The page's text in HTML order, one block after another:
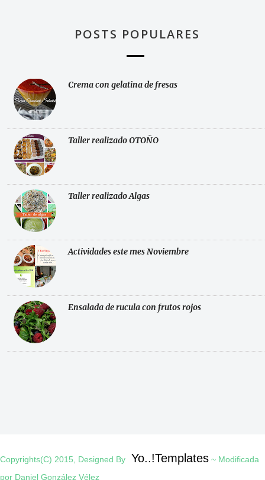
POSTS POPULARES
Crema con gelatina de fresas
Taller realizado OTOÑO
Taller realizado Algas
Actividades este mes Noviembre
Ensalada de rucula con frutos rojos
Copyrights(C) 2015, Designed By Yo..!Templates ~ Modificada
por Daniel González Vélez